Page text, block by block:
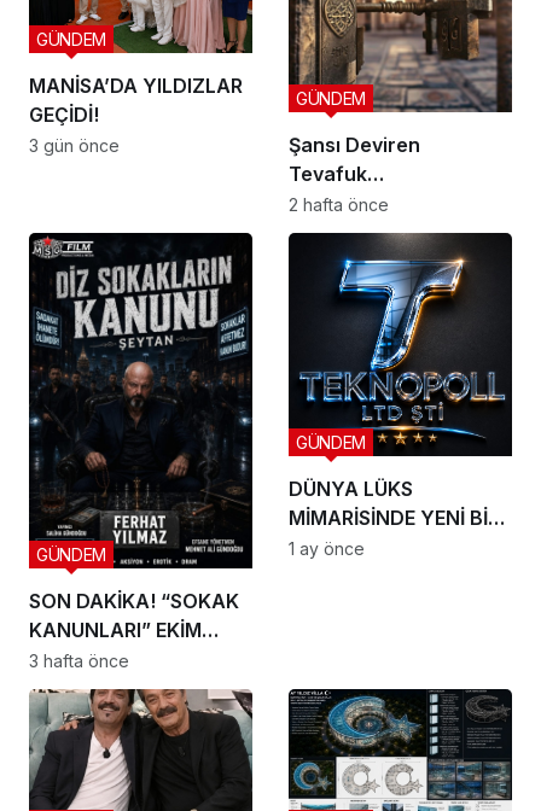
MANİSA’DA YILDIZLAR
GEÇİDİ!
GÜNDEM
3 gün önce
Şansı Deviren
Tevafuk…
GÜNDEM
2 hafta önce
SON DAKİKA! “SOKAK
KANUNLARI” EKİM
AYINDA SETE ÇIKIYOR
GÜNDEM
3 hafta önce
DÜNYA LÜKS
MİMARİSİNDE YENİ BİR
DÖNEM BAŞLIYOR
GÜNDEM
1 ay önce